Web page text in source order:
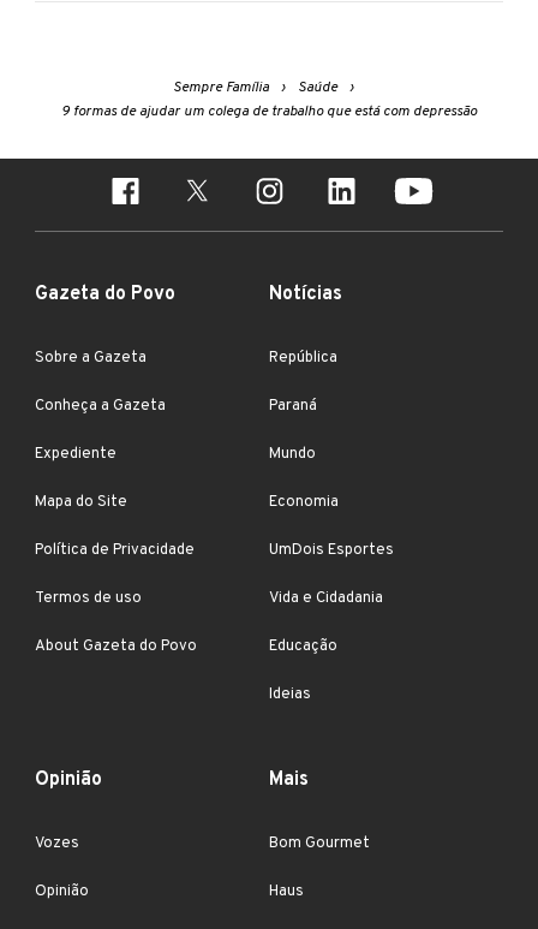
Sempre Família
Saúde
9 formas de ajudar um colega de trabalho que está com depressão
Gazeta do Povo
Sobre a Gazeta
Conheça a Gazeta
Expediente
Mapa do Site
Política de Privacidade
Termos de uso
About Gazeta do Povo
Notícias
República
Paraná
Mundo
Economia
UmDois Esportes
Vida e Cidadania
Educação
Ideias
Opinião
Vozes
Opinião
Mais
Bom Gourmet
Haus